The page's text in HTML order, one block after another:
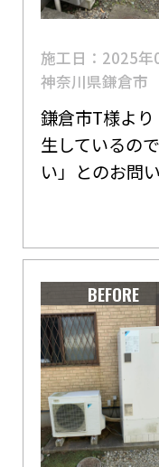
施工日：2025年
神奈川県鎌倉市
鎌倉市T様よ
生しているの
い」とのお問
BEFORE